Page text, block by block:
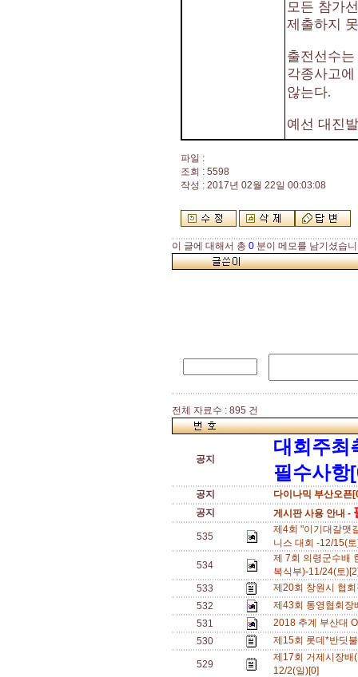
모든 참가
제출하지
출전선수
각종사고
않는다.
예선 대진
파일 :
조회 : 5598
작성 : 2017년 02월 22일 00:03:08
이 글에 대해서 총 0 분이 메모를 남기셨습
전체 자료수 : 895 건
공지
대회주최
필수사항
공지
다이나믹 부산오픈
공지
게시판 사용 안내 -
535
제4회 "이기대갈맷
니스 대회 -12/15(
534
제 7회 의령군수배
복식부)-11/24(토
533
제20회 창원시 협
532
제43회 통영협회
531
2018 추계 부산대
530
제15회 롯데*반딧
529
제17회 거제시장배
12/2(일)[0]